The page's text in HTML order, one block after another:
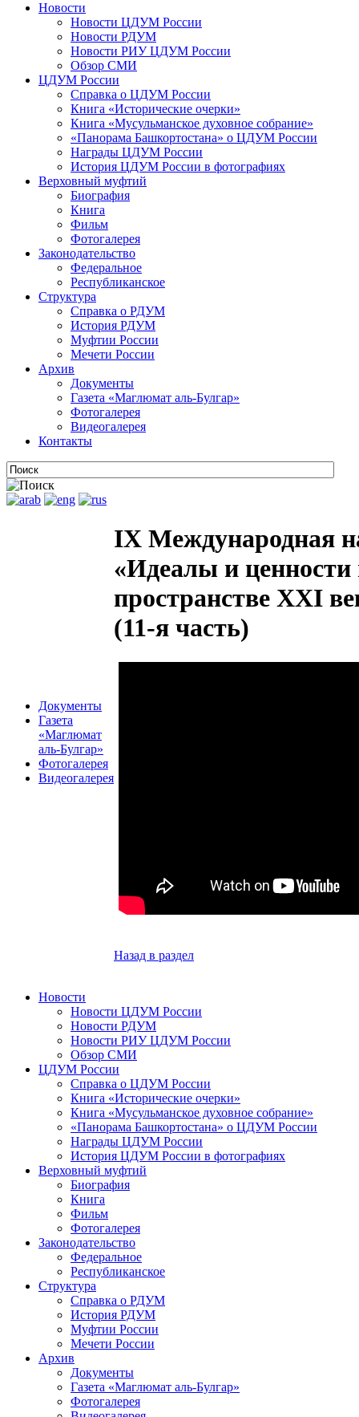
Новости
Новости ЦДУМ России
Новости РДУМ
Новости РИУ ЦДУМ России
Обзор СМИ
ЦДУМ России
Справка о ЦДУМ России
Книга «Исторические очерки»
Книга «Мусульманское духовное собрание»
«Панорама Башкортостана» о ЦДУМ России
Награды ЦДУМ России
История ЦДУМ России в фотографиях
Верховный муфтий
Биография
Книга
Фильм
Фотогалерея
Законодательство
Федеральное
Республиканское
Структура
Справка о РДУМ
История РДУМ
Муфтии России
Мечети России
Архив
Документы
Газета «Маглюмат аль-Булгар»
Фотогалерея
Видеогалерея
Контакты
Документы
Газета
«Маглюмат
аль-Булгар»
Фотогалерея
Видеогалерея
IX Международная
«Идеалы и ценности
пространстве XXI
(11-я часть)
Назад в раздел
Новости
Новости ЦДУМ России
Новости РДУМ
Новости РИУ ЦДУМ России
Обзор СМИ
ЦДУМ России
Справка о ЦДУМ России
Книга «Исторические очерки»
Книга «Мусульманское духовное собрание»
«Панорама Башкортостана» о ЦДУМ России
Награды ЦДУМ России
История ЦДУМ России в фотографиях
Верховный муфтий
Биография
Книга
Фильм
Фотогалерея
Законодательство
Федеральное
Республиканское
Структура
Справка о РДУМ
История РДУМ
Муфтии России
Мечети России
Архив
Документы
Газета «Маглюмат аль-Булгар»
Фотогалерея